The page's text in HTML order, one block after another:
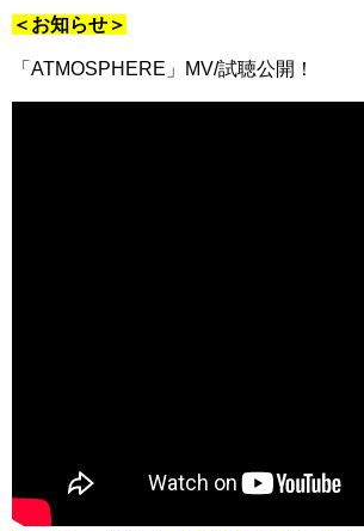
＜お知らせ＞
「ATMOSPHERE」MV/試聴公開！